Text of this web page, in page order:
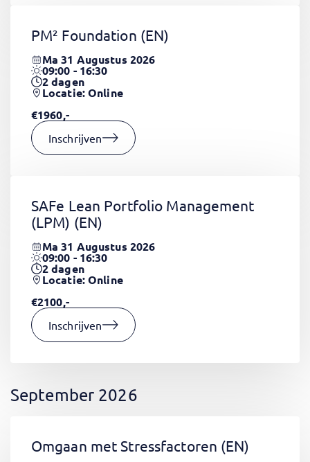
PM² Foundation (EN)
Ma 31 Augustus 2026
09:00 - 16:30
2dagen
Locatie: Online
€1960,-
Inschrijven
SAFe Lean Portfolio Management
(LPM) (EN)
Ma 31 Augustus 2026
09:00 - 16:30
2dagen
Locatie: Online
€2100,-
Inschrijven
September 2026
Omgaan met Stressfactoren (EN)